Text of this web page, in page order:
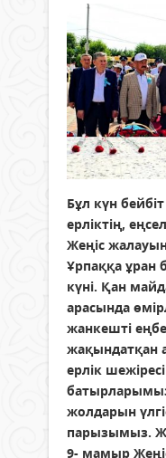
Бұл күн
ерліктің,
Жеңіс
Ұрпаққа ұран
күні. Қан
арасында
жанкешті
жақындатқан
ерлік
жолдарын
парызымыз.
9- мамыр